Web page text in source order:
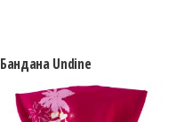
Бандана Undine